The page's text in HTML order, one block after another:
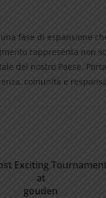
fase di espansione
rappresenta non
del nostro Paese.
comunità e
Exciting
at
gouden